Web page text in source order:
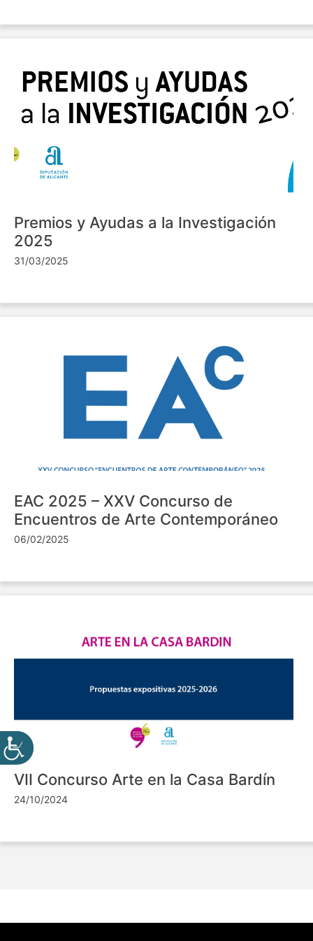
Premios y Ayudas a la Investigación
2025
31/03/2025
EAC 2025 – XXV Concurso de
Encuentros de Arte Contemporáneo
06/02/2025
VII Concurso Arte en la Casa Bardín
24/10/2024